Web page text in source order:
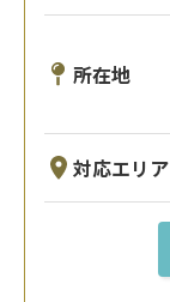
所在地
対応エリア